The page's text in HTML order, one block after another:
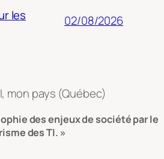
les 02/08/2026
mon pays (Québec)
des enjeux de société par le
des TI. »